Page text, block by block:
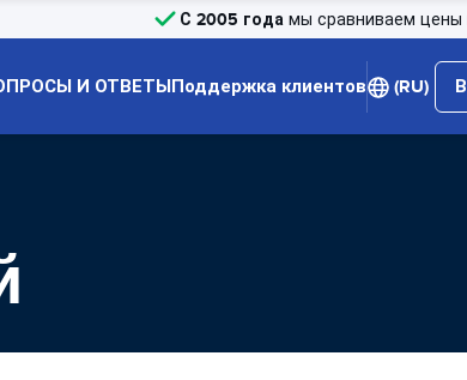
С 2005 года мы сравниваем цены
И ОТВЕТЫПоддержка клиентов (RU)